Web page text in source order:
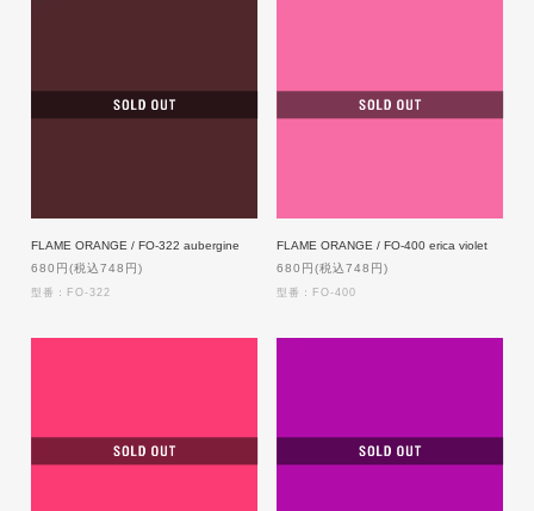
FLAME ORANGE / FO-322 aubergine
680円(税込748円)
型番：FO-322
FLAME ORANGE / FO-400 erica violet
680円(税込748円)
型番：FO-400